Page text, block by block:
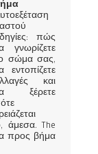
πώς
γνωρίζετε
σώμα σας,
εντοπίζετε
και
ξέρετε
άμεσα. The
προς βήμα